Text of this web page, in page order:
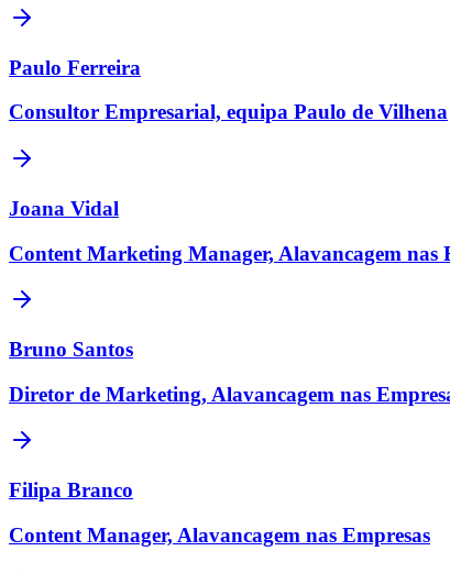
Paulo Ferreira
Consultor Empresarial, equipa Paulo de Vilhena
Joana Vidal
Content Marketing Manager, Alavancagem nas
Bruno Santos
Diretor de Marketing, Alavancagem nas
Filipa Branco
Content Manager, Alavancagem nas Empresas